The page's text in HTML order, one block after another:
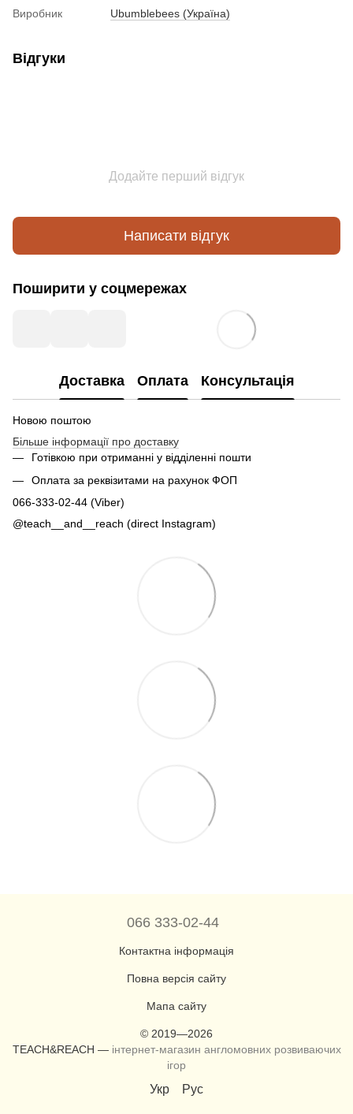
Виробник
Ubumblebees (Україна)
Відгуки
Додайте перший відгук
Написати відгук
Поширити у соцмережах
Доставка Оплата Консультація
Новою поштою
Більше інформації про доставку
Готівкою при отриманні у відділенні пошти
Оплата за реквізитами на рахунок ФОП
066-333-02-44 (Viber)
@teach__and__reach (direct Instagram)
066 333-02-44
Контактна інформація
Повна версія сайту
Мапа сайту
© 2019—2026
TEACH&REACH — інтернет-магазин англомовних розвиваючих
ігор
Укр Рус